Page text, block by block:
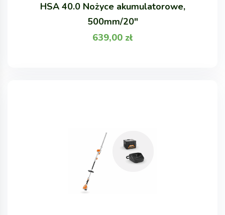
HSA 40.0 Nożyce akumulatorowe,
500mm/20"
639,00 zł